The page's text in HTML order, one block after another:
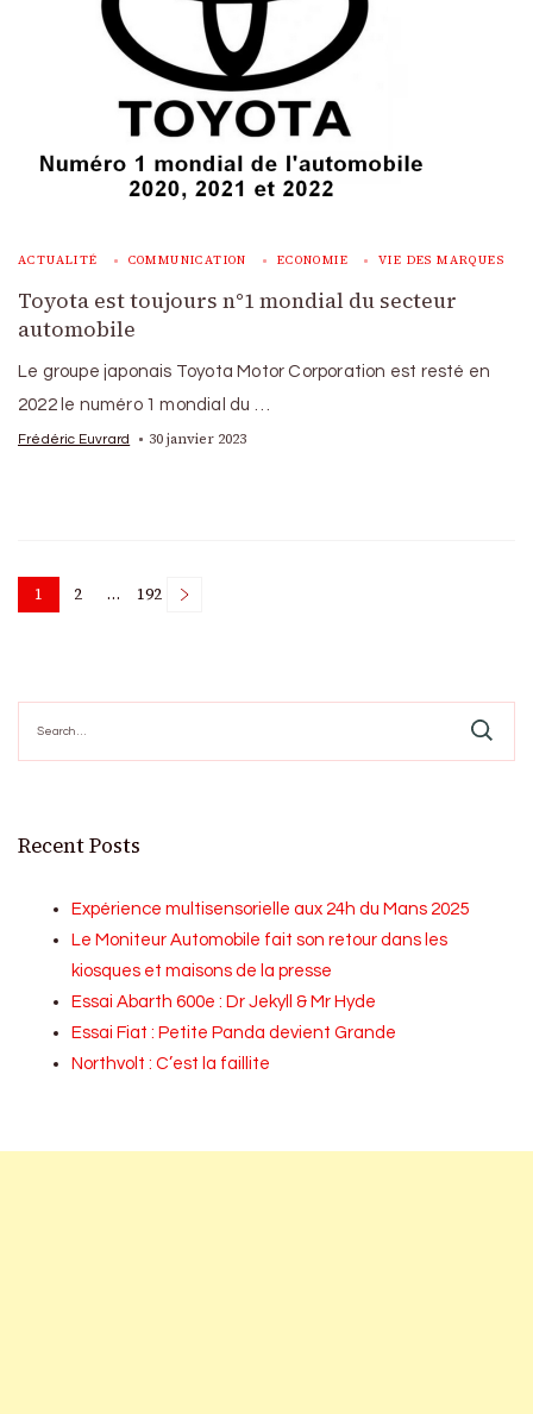
ACTUALITÉ COMMUNICATION ECONOMIE VIE DES MARQUES
Toyota est toujours n°1 mondial du secteur
automobile
Le groupe japonais Toyota Motor Corporation est resté en
2022 le numéro 1 mondial du …
Frédéric Euvrard 30 janvier 2023
Posts
Page
1 Page
2 … Page
192
for:
Recent Posts
Expérience multisensorielle aux 24h du Mans 2025
Le Moniteur Automobile fait son retour dans les
kiosques et maisons de la presse
Essai Abarth 600e : Dr Jekyll & Mr Hyde
Essai Fiat : Petite Panda devient Grande
Northvolt : C’est la faillite